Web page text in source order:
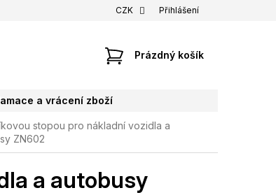
CZK Přihlášení
NÁKUPNÍ
Prázdný košík
a vrácení zboží
stopou pro nákladní vozidla a
ZN602
a autobusy